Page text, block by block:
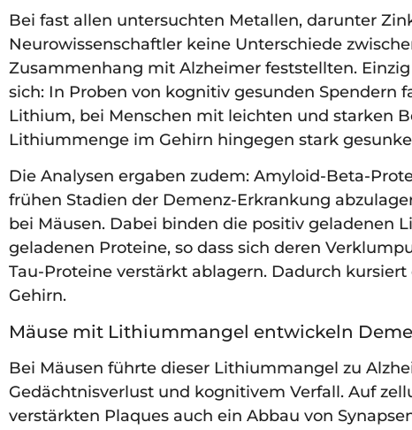
Bei fast allen untersuchten Metallen, darunter
Neurowissenschaftler keine Unterschiede
Zusammenhang mit Alzheimer feststellten.
sich: In Proben von kognitiv gesunden Spendern
Lithium, bei Menschen mit leichten und starken
Lithiummenge im Gehirn hingegen stark
Die Analysen ergaben zudem: Amyloid-Beta-
frühen Stadien der Demenz-Erkrankung
bei Mäusen. Dabei binden die positiv geladenen
geladenen Proteine, so dass sich deren
Tau-Proteine verstärkt ablagern. Dadurch
Gehirn.
Mäuse mit Lithiummangel entwickeln
Bei Mäusen führte dieser Lithiummangel zu
Gedächtnisverlust und kognitivem Verfall. Auf
verstärkten Plaques auch ein Abbau von